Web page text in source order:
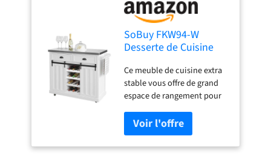
SoBuy FKW94-W
Desserte de Cuisine
Meuble de Rangement
à roulettes Buffet de
Cuisine Grande
Armoire de
Rangement - Plans de
Travail en Acier INOX
Ce meuble de cuisine extra
stable vous offre de grand
espace de rangement pour
divers ustensiles dans la
cuisine, à la salle à manger,
etc. Avec un grand plan de
travail, 2 tiroirs, 2 portes